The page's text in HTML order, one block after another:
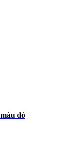
12kg màu đỏ